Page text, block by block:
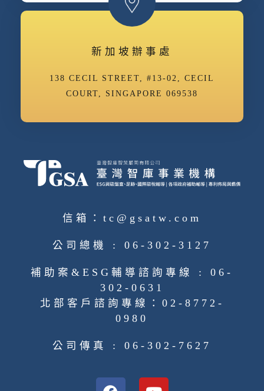
新加坡辦事處
138 CECIL STREET, #13-02, CECIL
COURT, SINGAPORE 069538
信箱：tc@gsatw.com
公司總機 : 06-302-3127
補助案&ESG輔導諮詢專線 : 06-
302-0631
北部客戶諮詢專線：02-8772-
0980
公司傳真 : 06-302-7627